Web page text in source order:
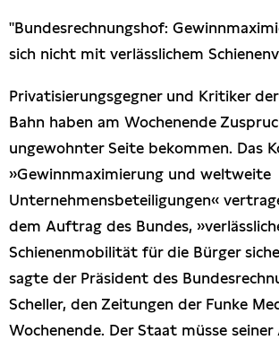
"Bundesrechnungshof:
sich nicht mit verlässlichem
Privatisierungsgegner und Kritiker
Bahn haben am Wochenende
ungewohnter Seite bekommen. Das
»Gewinnmaximierung und weltweite
Unternehmensbeteiligungen«
dem Auftrag des Bundes,
Schienenmobilität für die Bürger
sagte der Präsident des
Scheller, den Zeitungen der Funke
Wochenende. Der Staat müsse seiner